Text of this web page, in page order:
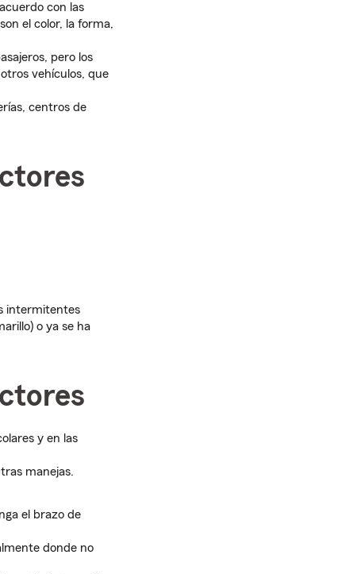
con las
el color, la forma,
pero los
vehículos, que
centros de
intermitentes
o ya se ha
y en las
manejas.
el brazo de
donde no